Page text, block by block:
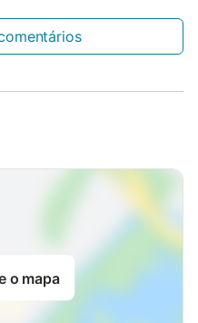
o mapa